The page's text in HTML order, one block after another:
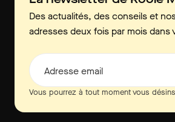
Des actualités, des conseils et
adresses deux fois par mois dans
Adresse email
Vous pourrez à tout moment vous